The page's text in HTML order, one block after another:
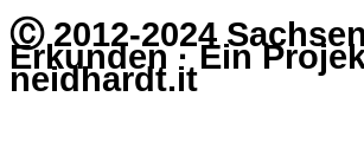
Ⓒ 2012-2024 Sachsen
Erkunden · Ein
neidhardt.it